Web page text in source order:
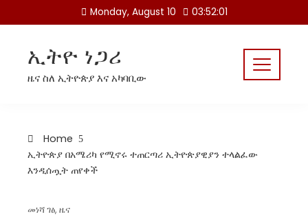
to
Monday, August 10 03:52:02
ኢትዮ ነጋሪ
ዜና ስለ ኢትዮጵያ እና አካባቢው
Home
ኢትዮጵያ በአሜሪካ የሚኖሩ ተጠርጣሪ ኢትዮጵያዊያን ተላልፈው
እንዲሰጧት ጠየቀች
መነሻ ገፅ, ዜና